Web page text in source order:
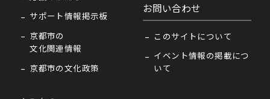
サポート情報掲示板
京都市の
文化関連情報
京都市の文化政策
お問い合わせ
このサイトについて
イベント情報の掲載につ
いて